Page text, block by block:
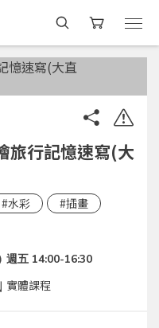
旅行記憶速寫(大
#水彩
#插畫
週五 14:00-16:30
實體課程